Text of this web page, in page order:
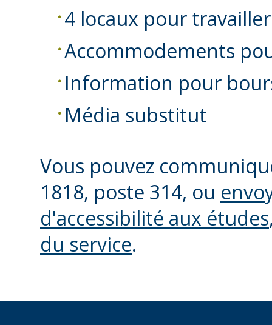
4 locaux pour
Accommodements
Information pour
Média substitut
Vous pouvez
1818, poste 314, ou
d'accessibilité aux études
du service.